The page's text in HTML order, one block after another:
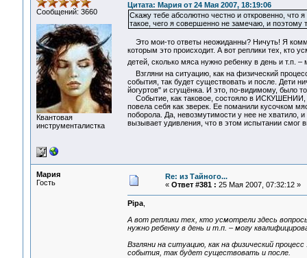
Сообщений: 3660
Квантовая
инструменталистка
Цитата: Мария от 24 Мая 2007, 18:19:06
Скажу тебе абсолютно честно и откровенно,
такое, чего я совершенно не замечаю, и поэтому
Это мои-то ответы неожиданны? Ничуть! Я
которым это происходит. А вот реплики тех, кто
детей, сколько мяса нужно ребенку в день и т.п.
Взгляни на ситуацию, как на физический
события, так будет существовать и после. Дети
йогуртов" и сгущёнка. И это, по-видимому, было
Событие, как таковое, состояло в ИСКУШЕНИИ,
повела себя как зверек. Ее поманили кусочком
поборола. Да, невозмутимости у нее не хватило,
вызывает удивления, что в этом испытании смог
Мария
Гость
Re: из Тайного...
« Ответ #381 : 25 Мая 2007, 07:32:12 »
Pipa,
А вот реплики тех, кто усмотрели здесь
нужно ребенку в день и т.п. – могу
Взгляни на ситуацию, как на физический
события, так будет существовать и после.